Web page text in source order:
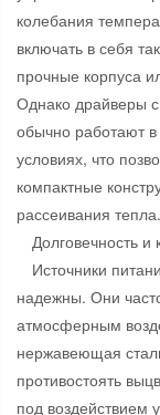
колебания
включать в себя
прочные корпуса
Однако драйверы
обычно работают
условиях, что
компактные
рассеивания тепла.
Долговечность и
Источники
надежны. Они
атмосферным
нержавеющая
противостоять
под воздействием